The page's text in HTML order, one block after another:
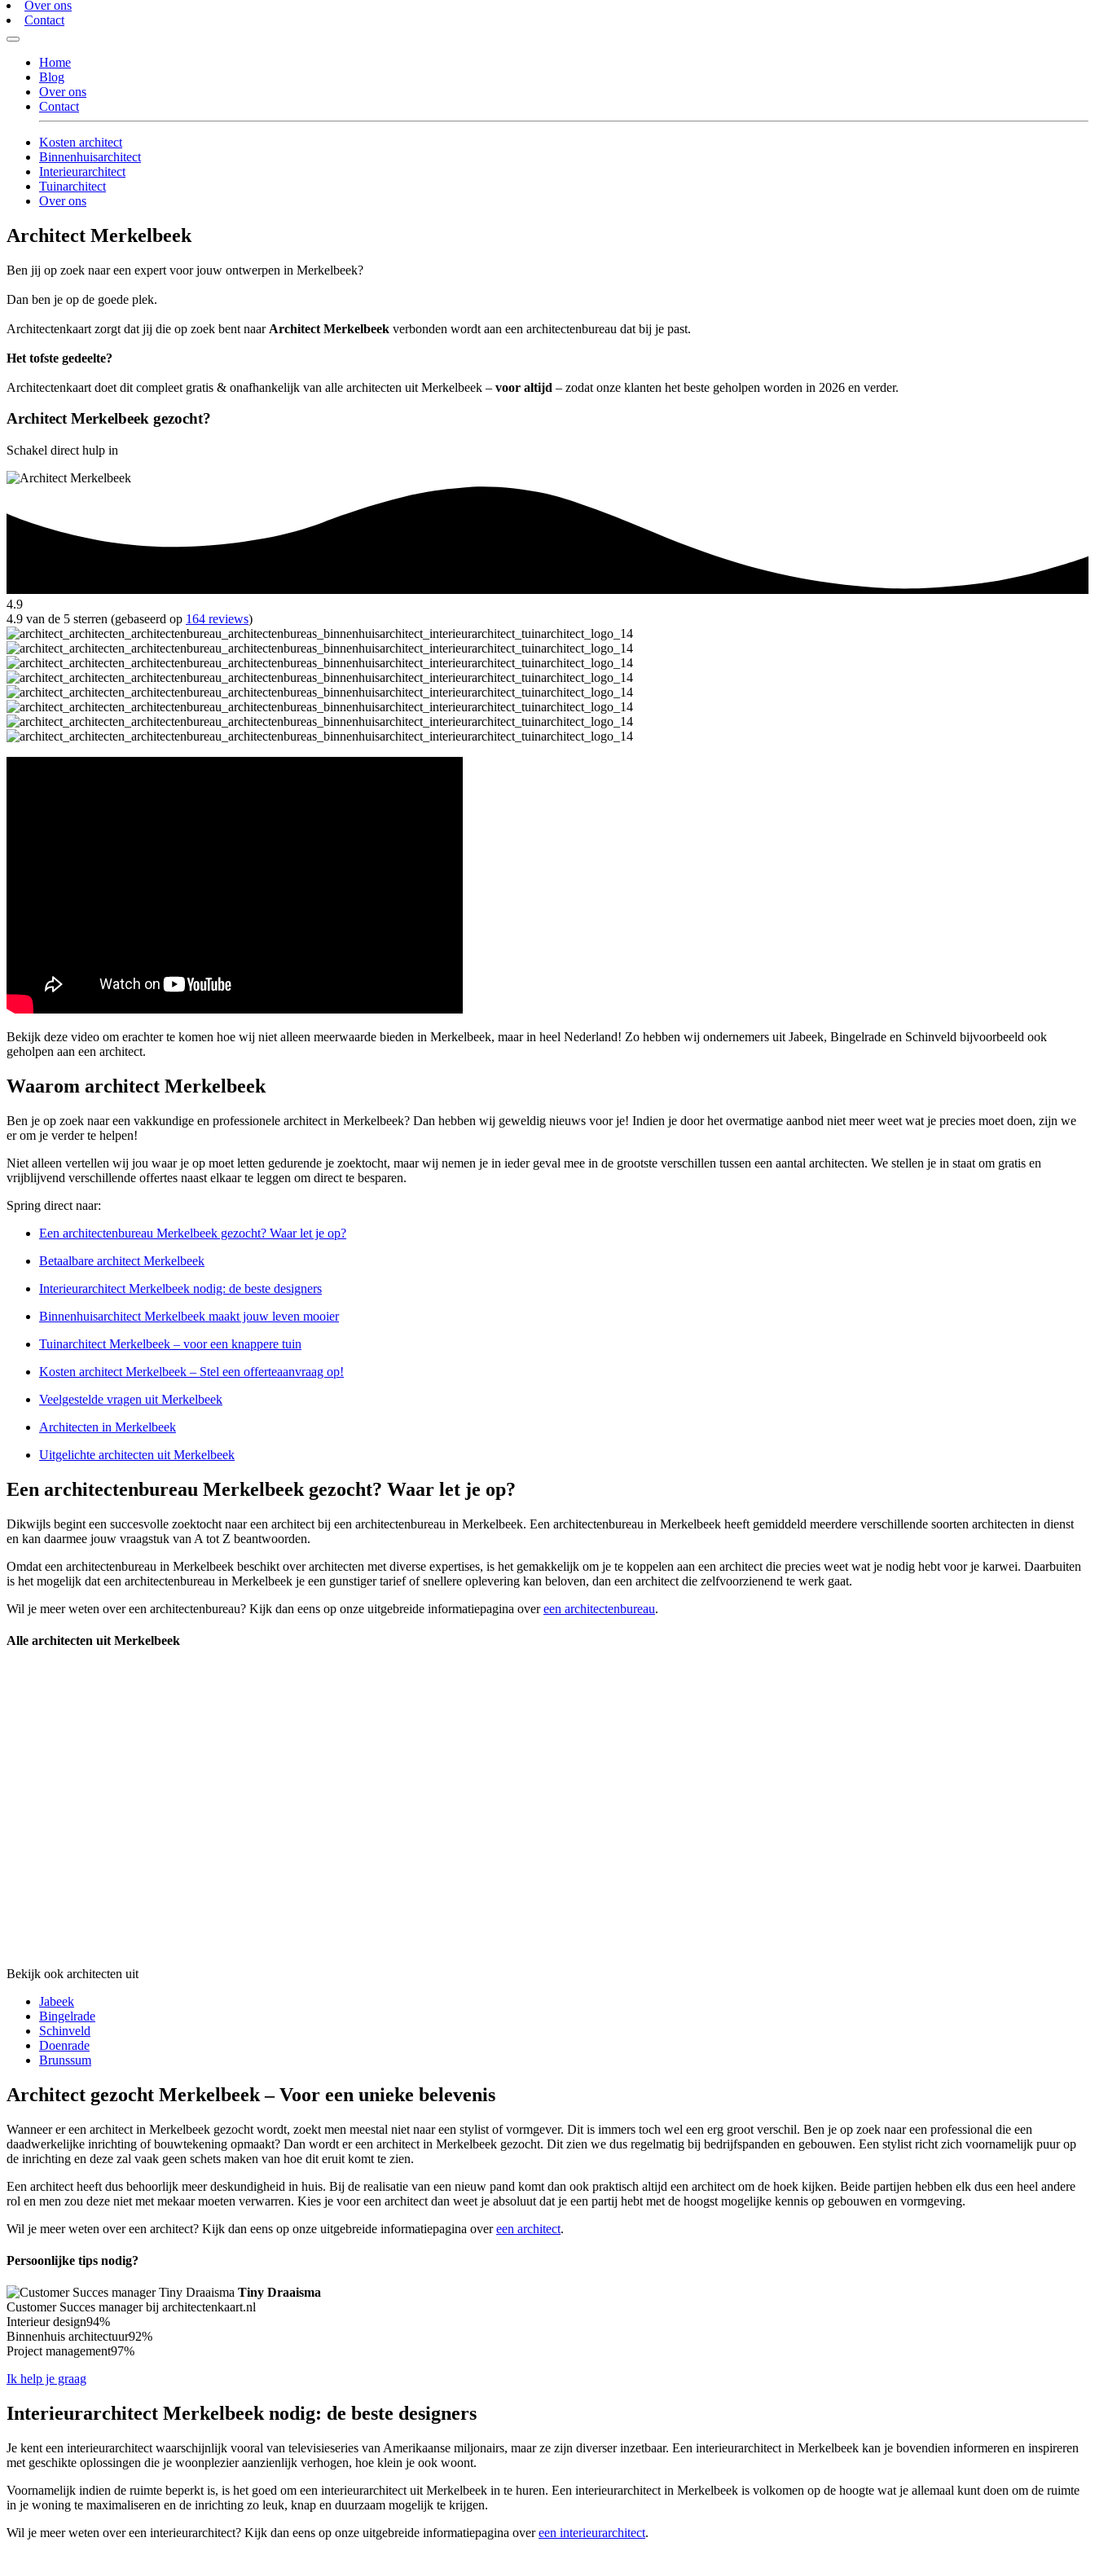
Over ons
Contact
Home
Blog
Over ons
Contact
Kosten architect
Binnenhuisarchitect
Interieurarchitect
Tuinarchitect
Over ons
Architect Merkelbeek
Ben jij op zoek naar een expert voor jouw ontwerpen in Merkelbeek?
Dan ben je op de goede plek.
Architectenkaart zorgt dat jij die op zoek bent naar Architect Merkelbeek verbonden wordt aan een architectenbureau dat bij je past.
Het tofste gedeelte?
Architectenkaart doet dit compleet gratis & onafhankelijk van alle architecten uit Merkelbeek – voor altijd – zodat onze klanten het beste geholpen worden in 2026 en verder.
Architect Merkelbeek gezocht?
Schakel direct hulp in
4.9
4.9 van de 5 sterren (gebaseerd op 164 reviews)
Bekijk deze video om erachter te komen hoe wij niet alleen meerwaarde bieden in Merkelbeek, maar in heel Nederland! Zo hebben wij ondernemers uit Jabeek, Bingelrade en Schinveld bijvoorbeeld ook
geholpen aan een architect.
Waarom architect Merkelbeek
Ben je op zoek naar een vakkundige en professionele architect in Merkelbeek? Dan hebben wij geweldig nieuws voor je! Indien je door het overmatige aanbod niet meer weet wat je precies moet doen, zijn we
er om je verder te helpen!
Niet alleen vertellen wij jou waar je op moet letten gedurende je zoektocht, maar wij nemen je in ieder geval mee in de grootste verschillen tussen een aantal architecten. We stellen je in staat om gratis en
vrijblijvend verschillende offertes naast elkaar te leggen om direct te besparen.
Spring direct naar:
Een architectenbureau Merkelbeek gezocht? Waar let je op?
Betaalbare architect Merkelbeek
Interieurarchitect Merkelbeek nodig: de beste designers
Binnenhuisarchitect Merkelbeek maakt jouw leven mooier
Tuinarchitect Merkelbeek – voor een knappere tuin
Kosten architect Merkelbeek – Stel een offerteaanvraag op!
Veelgestelde vragen uit Merkelbeek
Architecten in Merkelbeek
Uitgelichte architecten uit Merkelbeek
Een architectenbureau Merkelbeek gezocht? Waar let je op?
Dikwijls begint een succesvolle zoektocht naar een architect bij een architectenbureau in Merkelbeek. Een architectenbureau in Merkelbeek heeft gemiddeld meerdere verschillende soorten architecten in dienst
en kan daarmee jouw vraagstuk van A tot Z beantwoorden.
Omdat een architectenbureau in Merkelbeek beschikt over architecten met diverse expertises, is het gemakkelijk om je te koppelen aan een architect die precies weet wat je nodig hebt voor je karwei. Daarbuiten
is het mogelijk dat een architectenbureau in Merkelbeek je een gunstiger tarief of snellere oplevering kan beloven, dan een architect die zelfvoorzienend te werk gaat.
Wil je meer weten over een architectenbureau? Kijk dan eens op onze uitgebreide informatiepagina overeen architectenbureau.
Alle architecten uit Merkelbeek
Bekijk ook architecten uit
Jabeek
Bingelrade
Schinveld
Doenrade
Brunssum
Architect gezocht Merkelbeek – Voor een unieke belevenis
Wanneer er een architect in Merkelbeek gezocht wordt, zoekt men meestal niet naar een stylist of vormgever. Dit is immers toch wel een erg groot verschil. Ben je op zoek naar een professional die een
daadwerkelijke inrichting of bouwtekening opmaakt? Dan wordt er een architect in Merkelbeek gezocht. Dit zien we dus regelmatig bij bedrijfspanden en gebouwen. Een stylist richt zich voornamelijk puur op
de inrichting en deze zal vaak geen schets maken van hoe dit eruit komt te zien.
Een architect heeft dus behoorlijk meer deskundigheid in huis. Bij de realisatie van een nieuw pand komt dan ook praktisch altijd een architect om de hoek kijken. Beide partijen hebben elk dus een heel andere
rol en men zou deze niet met mekaar moeten verwarren. Kies je voor een architect dan weet je absoluut dat je een partij hebt met de hoogst mogelijke kennis op gebouwen en vormgeving.
Wil je meer weten over een architect? Kijk dan eens op onze uitgebreide informatiepagina overeen architect.
Persoonlijke tips nodig?
Tiny Draaisma
Customer Succes manager bij architectenkaart.nl
Interieur design94%
Binnenhuis architectuur92%
Project management97%
Ik help je graag
Interieurarchitect Merkelbeek nodig: de beste designers
Je kent een interieurarchitect waarschijnlijk vooral van televisieseries van Amerikaanse miljonairs, maar ze zijn diverser inzetbaar. Een interieurarchitect in Merkelbeek kan je bovendien informeren en inspireren
met geschikte oplossingen die je woonplezier aanzienlijk verhogen, hoe klein je ook woont.
Voornamelijk indien de ruimte beperkt is, is het goed om een interieurarchitect uit Merkelbeek in te huren. Een interieurarchitect in Merkelbeek is volkomen op de hoogte wat je allemaal kunt doen om de ruimte
in je woning te maximaliseren en de inrichting zo leuk, knap en duurzaam mogelijk te krijgen.
Wil je meer weten over een interieurarchitect? Kijk dan eens op onze uitgebreide informatiepagina overeen interieurarchitect.